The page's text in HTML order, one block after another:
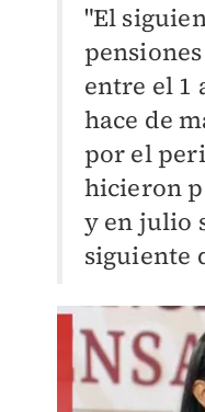
"El
entre el 1
hace de
por el
hicieron
y en julio
siguiente